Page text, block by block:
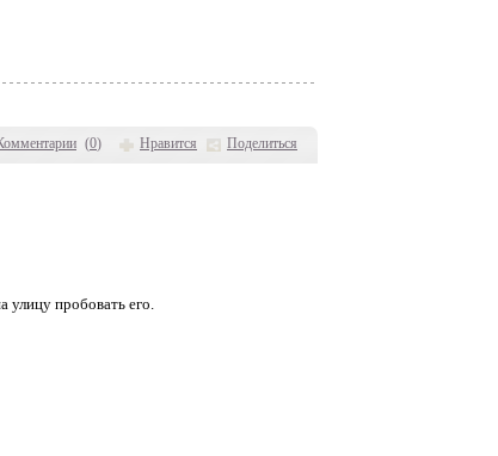
(0) Нравится Поделиться
пробовать его.